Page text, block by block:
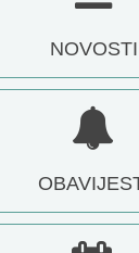
NOVOSTI